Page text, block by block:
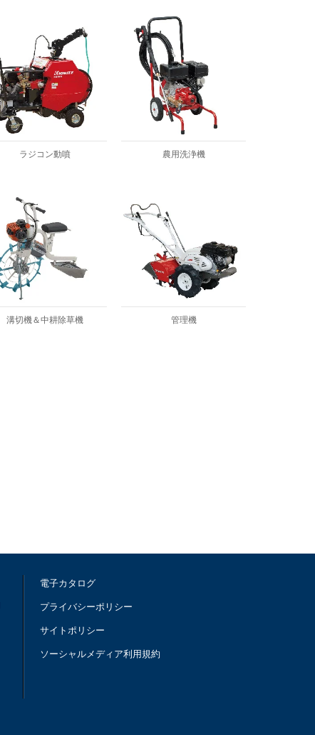
ラジコン動噴 農用洗浄機
溝切機＆中耕除草機 管理機
電子カタログ
プライバシーポリシー
サイトポリシー
ソーシャルメディア利用規約